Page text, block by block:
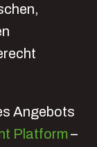
Angebots
Platform–